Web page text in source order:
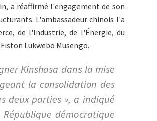
a réaffirmé l'engagement de son
L'ambassadeur chinois l'a
de l'Industrie, de l'Énergie, du
Lukwebo Musengo.
Kinshasa dans la mise
la consolidation des
deux parties », a indiqué
démocratique